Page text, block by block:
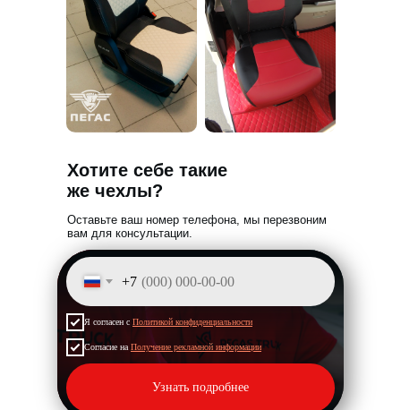
+7
Я согласен с Политикой конфиденциальности
Согласие на Получение рекламной информации
Узнать подробнее
Хотите себе такие
же чехлы?
Оставьте ваш номер телефона, мы перезвоним
вам для консультации